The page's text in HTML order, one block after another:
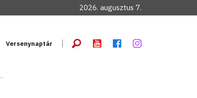
2026. augusztus 7.
Versenynaptár